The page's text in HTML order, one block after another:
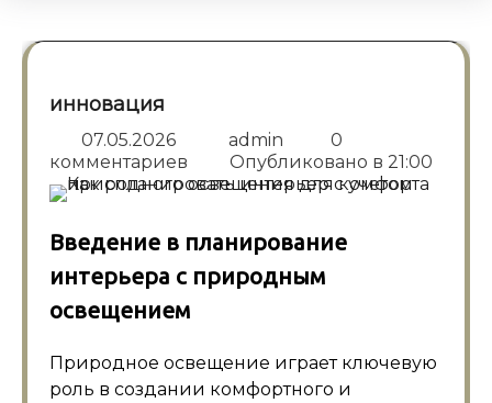
инновация
07.05.2026 admin
0
комментариев
Опубликовано в 21:00
Введение в планирование
интерьера с природным
освещением
Природное освещение играет ключевую
роль в создании комфортного и